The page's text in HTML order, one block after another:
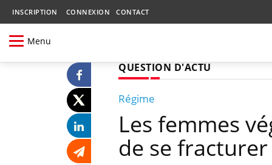
INSCRIPTION CONNEXION CONTACT
Menu
QUESTION D'ACTU
Régime
Les femmes
de se